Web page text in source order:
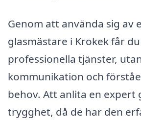
Genom att använda sig av
glasmästare i Krokek får
professionella tjänster,
kommunikation och
behov. Att anlita en expert
trygghet, då de har den